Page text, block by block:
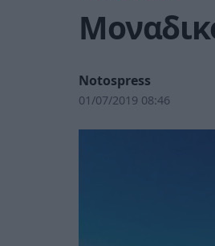
Notospress
01/07/2019 08:46